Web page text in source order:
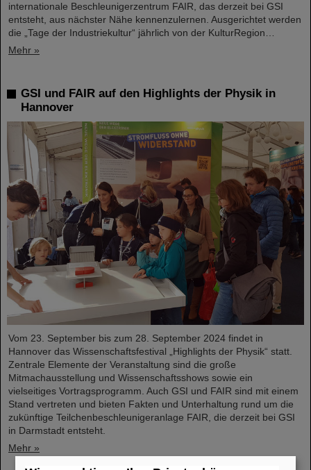
internationale Beschleunigerzentrum FAIR, das derzeit bei GSI
entsteht, aus nächster Nähe kennenzulernen. Ausgerichtet werden
die „Tage der Industriekultur“ jährlich von der KulturRegion…
Mehr »
GSI und FAIR auf den Highlights der Physik in
Hannover
Vom 23. September bis zum 28. September 2024 findet in
Hannover das Wissenschaftsfestival „Highlights der Physik“ statt.
Zentrale Elemente der Veranstaltung sind die große
Mitmachausstellung und Wissenschaftsshows sowie ein
vielseitiges Vortragsprogramm. Auch GSI und FAIR sind mit einem
Stand vertreten und bieten Fakten und Unterhaltung rund um die
zukünftige Teilchenbeschleunigeranlage FAIR, die derzeit bei GSI
in Darmstadt entsteht.
Mehr »